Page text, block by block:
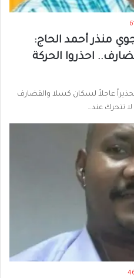
منذر أحمد الحاج:
احذروا الحركة
عاجلاً لسكان كسلا والقضارف